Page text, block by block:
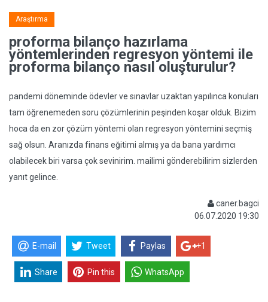
Araştırma
proforma bilanço hazırlama
yöntemlerinden regresyon yöntemi ile
proforma bilanço nasıl oluşturulur?
pandemi döneminde ödevler ve sınavlar uzaktan yapılınca konuları
tam öğrenemeden soru çözümlerinin peşinden koşar olduk. Bizim
hoca da en zor çözüm yöntemi olan regresyon yöntemini seçmiş
sağ olsun. Aranızda finans eğitimi almış ya da bana yardımcı
olabilecek biri varsa çok sevinirim. mailimi gönderebilirim sizlerden
yanıt gelince.
caner.bagci
06.07.2020 19:30
E-mail Tweet Paylas +1
Share Pin this WhatsApp